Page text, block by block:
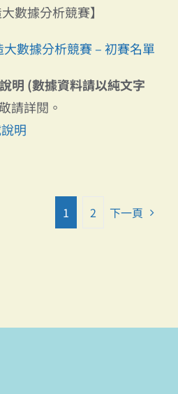
數據分析競賽】
數據分析競賽 – 初賽名單
明 (數據資料請以純文字
請詳閱。
明
1 2 下一頁